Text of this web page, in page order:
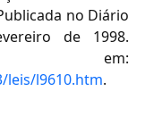
no Diário
de 1998.
em:
leis/l9610.htm.